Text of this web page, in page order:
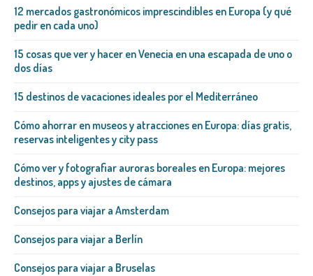
12 mercados gastronómicos imprescindibles en Europa (y qué
pedir en cada uno)
15 cosas que ver y hacer en Venecia en una escapada de uno o
dos días
15 destinos de vacaciones ideales por el Mediterráneo
Cómo ahorrar en museos y atracciones en Europa: días gratis,
reservas inteligentes y city pass
Cómo ver y fotografiar auroras boreales en Europa: mejores
destinos, apps y ajustes de cámara
Consejos para viajar a Amsterdam
Consejos para viajar a Berlín
Consejos para viajar a Bruselas